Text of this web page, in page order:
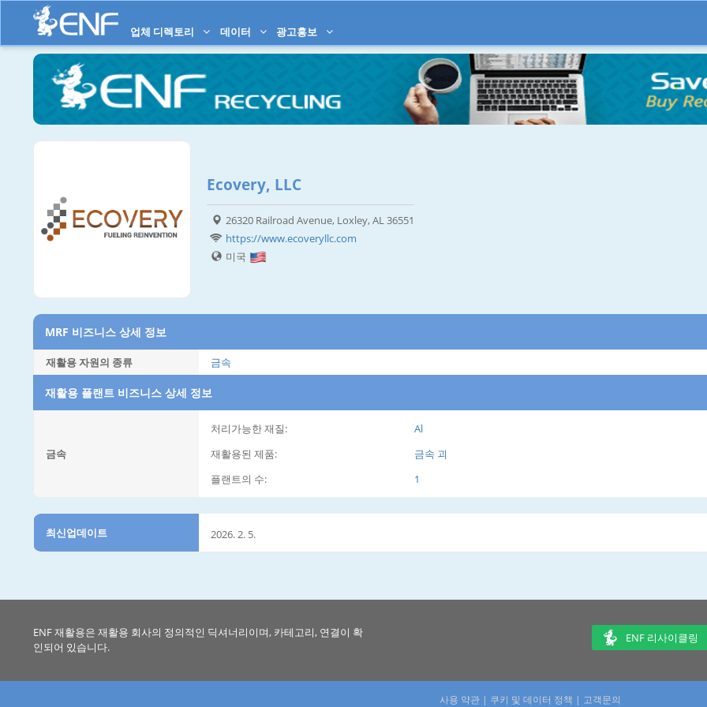
업체 디렉토리 데이터 광고홍보
Ecovery, LLC
26320 Railroad Avenue, Loxley, AL 36551
https://www.ecoveryllc.com
미국
MRF 비즈니스 상세 정보
재활용 자원의 종류 금속
재활용 플랜트 비즈니스 상세 정보
금속
처리가능한 재질:
Al
재활용된 제품:
금속 괴
플랜트의 수:
1
최신업데이트 2026. 2. 5.
ENF 재활용은 재활용 회사의 정의적인 딕셔너리이며, 카테고리, 연결이 확
인되어 있습니다.
ENF 리사이클링
사용 약관 | 쿠키 및 데이터 정책 | 고객문의